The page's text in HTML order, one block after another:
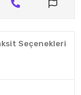
Seçenekleri